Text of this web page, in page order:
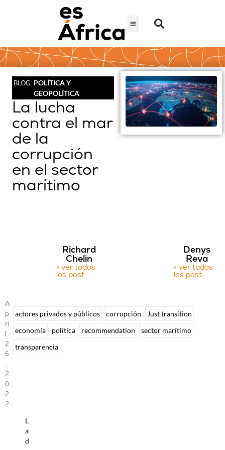
BLOG POLÍTICA Y
GEOPOLÍTICA
La lucha
contra el mar
de la
corrupción
en el sector
marítimo
Richard
Chelin
> ver todos
los post
Denys
Reva
> ver todos
los post
A
P
Ri
L
2
6
2
0
2
2
L
a
d
actores privados y públicos corrupción
Just transition
economía
política recommendation
sector marítimo
transparencia